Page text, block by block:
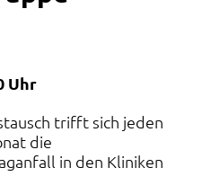
Uhr
trifft sich jeden
die
in den Kliniken